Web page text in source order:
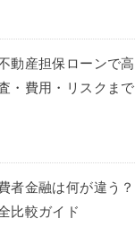
動産担保ローンで高
・費用・リスクまで
者金融は何が違う？
比較ガイド